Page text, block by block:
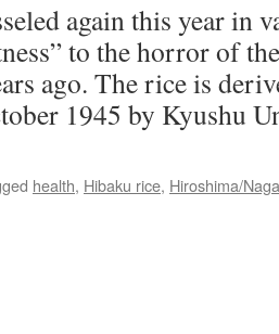
Politics
again this year in
to the horror of
ago. The rice is
1945 by Kyushu
health, Hibaku rice, Hiroshima/